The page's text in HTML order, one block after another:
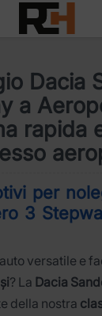
Dacia
a
rapida
per
3
versatile e
? La Dacia
della nostra